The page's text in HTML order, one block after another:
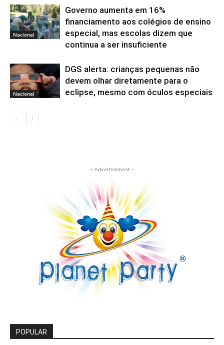
Nacional
Governo aumenta em 16%
financiamento aos colégios de ensino
especial, mas escolas dizem que
continua a ser insuficiente
Nacional
DGS alerta: crianças pequenas não
devem olhar diretamente para o
eclipse, mesmo com óculos especiais
- Advertisement -
POPULAR